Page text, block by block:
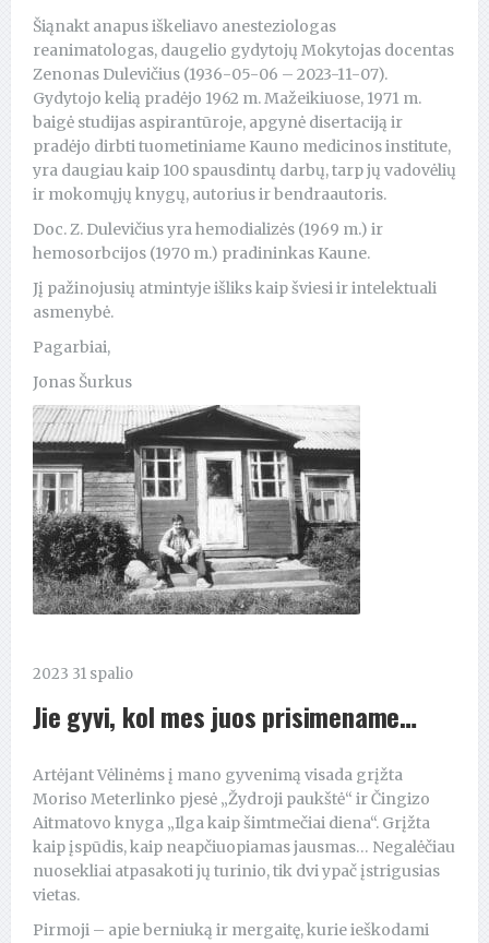
Šiąnakt anapus iškeliavo anesteziologas
reanimatologas, daugelio gydytojų Mokytojas docentas
Zenonas Dulevičius (1936-05-06 – 2023-11-07).
Gydytojo kelią pradėjo 1962 m. Mažeikiuose, 1971 m.
baigė studijas aspirantūroje, apgynė disertaciją ir
pradėjo dirbti tuometiniame Kauno medicinos institute,
yra daugiau kaip 100 spausdintų darbų, tarp jų vadovėlių
ir mokomųjų knygų, autorius ir bendraautoris.
Doc. Z. Dulevičius yra hemodializės (1969 m.) ir
hemosorbcijos (1970 m.) pradininkas Kaune.
Jį pažinojusių atmintyje išliks kaip šviesi ir intelektuali
asmenybė.
Pagarbiai,
Jonas Šurkus
2023 31 spalio
Jie gyvi, kol mes juos prisimename…
Artėjant Vėlinėms į mano gyvenimą visada grįžta
Moriso Meterlinko pjesė „Žydroji paukštė“ ir Čingizo
Aitmatovo knyga „Ilga kaip šimtmečiai diena“. Grįžta
kaip įspūdis, kaip neapčiuopiamas jausmas… Negalėčiau
nuosekliai atpasakoti jų turinio, tik dvi ypač įstrigusias
vietas.
Pirmoji – apie berniuką ir mergaitę, kurie ieškodami